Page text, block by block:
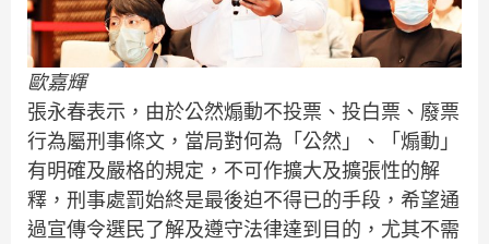
歐嘉輝
張永春表示，由於公然煽動不投票、投白票、廢票
行為屬刑事條文，當局對何為「公然」、「煽動」
有明確及嚴格的規定，不可作擴大及擴張性的解
釋，刑事處罰始終是最後迫不得已的手段，希望通
過宣傳令選民了解及遵守法律達到目的，尤其不需